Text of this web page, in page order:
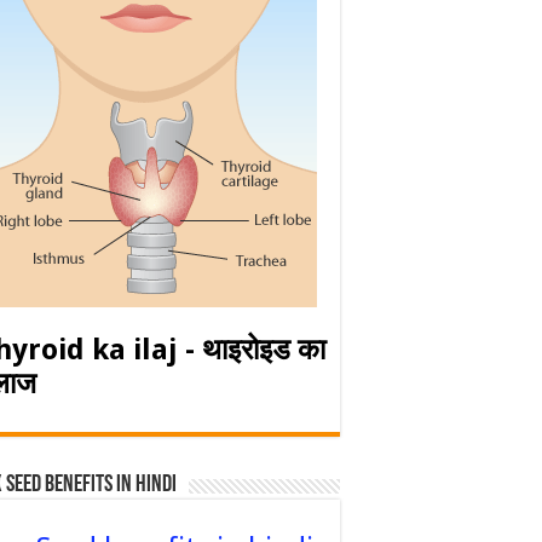
ka ilaj - थाइरोइड का
Seed Benefits in hindi